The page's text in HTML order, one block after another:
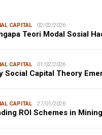
CAPITAL 02/02/2026
Teori Modal Sosial
CAPITAL 01/02/2026
Social Capital Theory
CAPITAL 27/01/2026
ROI Schemes in